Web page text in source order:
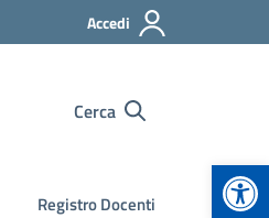
Accedi
Cerca
Registro Docenti